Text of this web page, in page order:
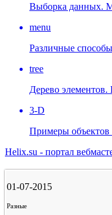
Выборка данных.
menu
Различные
tree
Дерево
3-D
Примеры объектов
Helix.su - портал
01-07-2015
Разные